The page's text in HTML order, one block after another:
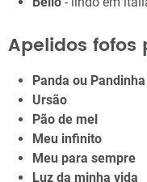
Apelidos
Panda ou Pandinha
Ursão
Pão de mel
Meu infinito
Meu para sempre
Luz da minha vida